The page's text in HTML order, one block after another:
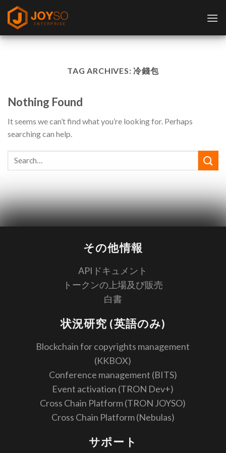
Skip
content
TAG ARCHIVES:冷錢包
Nothing Found
It seems we can’t find what you’re looking for. Perhaps
searching can help.
その他情報
APIドキュメント
トークンの上場及び販売
白書
状況研究 (英語のみ)
Blockchain for copyrights management
(KKBOX)
Conference management (BITS)
Event activation (TRON Dev+)
Cross Chain Platform (TRON JOYSO)
Cross Chain Platform (Nebulas)
サポート